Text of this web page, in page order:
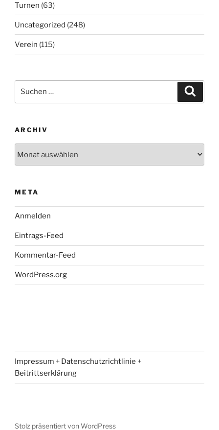
Turnen (63)
Uncategorized (248)
Verein (115)
nach:
ARCHIV
META
Anmelden
Eintrags-Feed
Kommentar-Feed
WordPress.org
Impressum + Datenschutzrichtlinie +
Beitrittserklärung
Stolz präsentiert von WordPress